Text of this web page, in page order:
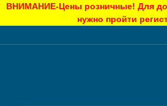
ВНИМАНИЕ-Цены розничные! Для
нужно пройти